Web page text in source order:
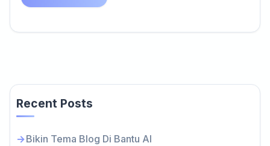
Recent Posts
Bikin Tema Blog Di Bantu AI